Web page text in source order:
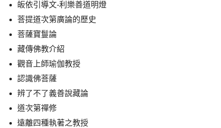
皈依引導文-利樂善道明燈
菩提道次第廣論的歷史
菩薩寶鬘論
藏傳佛教介紹
觀音上師瑜伽教授
認識佛菩薩
辨了不了義善說藏論
道次第禪修
遠離四種執著之教授